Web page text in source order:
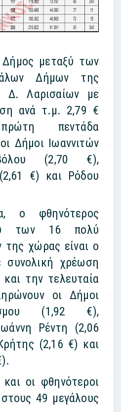
Δήμος μεταξύ των
Δήμων της
Δ. Λαρισαίων με
ανά τ.μ. 2,79 €
πεντάδα
Δήμοι Ιωαννιτών
(2,70 €),
€) και Ρόδου
ο φθηνότερος
των 16 πολύ
χώρας είναι ο
χρέωση
την τελευταία
οι Δήμοι
(1,92 €),
Ρέντη (2,06
(2,16 €) και
και οι φθηνότεροι
49 μεγάλους